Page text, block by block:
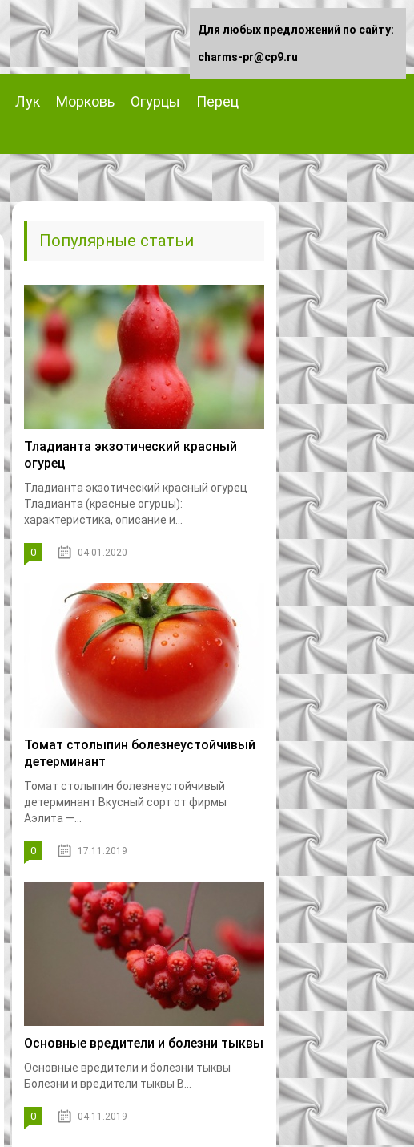
Лук Морковь Огурцы
Перец
Популярные статьи
Тладианта экзотический красный
огурец
Тладианта экзотический красный огурец
Тладианта (красные огурцы):
характеристика, описание и...
0 04.01.2020
Томат столыпин болезнеустойчивый
детерминант
Томат столыпин болезнеустойчивый
детерминант Вкусный сорт от фирмы
Аэлита —...
0 17.11.2019
Основные вредители и болезни тыквы
Основные вредители и болезни тыквы
Болезни и вредители тыквы В...
0 04.11.2019
Для любых предложений по сайту:
charms-pr@cp9.ru